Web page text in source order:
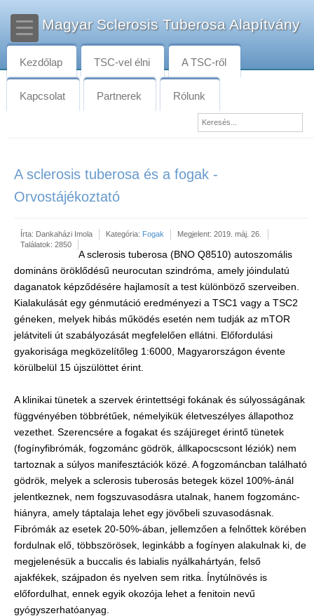
Magyar Sclerosis Tuberosa Alapítvány
Kezdőlap TSC-vel élni A TSC-ről
Kapcsolat Partnerek Rólunk
A sclerosis tuberosa és a fogak -
Orvostájékoztató
Írta: Dankaházi Imola Kategória: Fogak
Megjelent: 2019. máj. 26.
Találatok: 2850
A sclerosis tuberosa (BNO Q8510) autoszomális
domináns öröklődésű neurocutan szindróma, amely jóindulatú
daganatok képződésére hajlamosít a test különböző szerveiben.
Kialakulását egy génmutáció eredményezi a TSC1 vagy a TSC2
géneken, melyek hibás működés esetén nem tudják az mTOR
jelátviteli út szabályozását megfelelően ellátni. Előfordulási
gyakorisága megközelítőleg 1:6000, Magyarországon évente
körülbelül 15 újszülöttet érint.
A klinikai tünetek a szervek érintettségi fokának és súlyosságának
függvényében többrétűek, némelyikük életveszélyes állapothoz
vezethet. Szerencsére a fogakat és szájüreget érintő tünetek
(fogínyfibrómák, fogzománc gödrök, állkapocscsont léziók) nem
tartoznak a súlyos manifesztációk közé. A fogzománcban található
gödrök, melyek a sclerosis tuberosás betegek közel 100%-ánál
jelentkeznek, nem fogszuvasodásra utalnak, hanem fogzománc-
hiányra, amely táptalaja lehet egy jövőbeli szuvasodásnak.
Fibrómák az esetek 20-50%-ában, jellemzően a felnőttek körében
fordulnak elő, többszörösek, leginkább a fogínyen alakulnak ki, de
megjelenésük a buccalis és labialis nyálkahártyán, felső
ajakfékek, szájpadon és nyelven sem ritka. Ínytúlnövés is
előfordulhat, ennek egyik okozója lehet a fenitoin nevű
gyógyszerhatóanyag.